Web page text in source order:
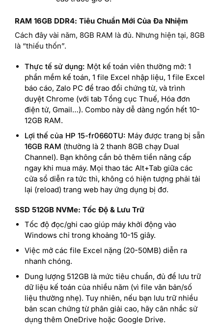
RAM 16GB DDR4: Tiêu Chuẩn Mới Của Đa Nhiệm
Cách đây vài năm, 8GB RAM là đủ. Nhưng hiện tại, 8GB
là “thiếu thốn”.
Thực tế sử dụng: Một kế toán viên thường mở: 1
phần mềm kế toán, 1 file Excel nhập liệu, 1 file Excel
báo cáo, Zalo PC để trao đổi chứng từ, và trình
duyệt Chrome (với tab Tổng cục Thuế, Hóa đơn
điện tử, Gmail…). Combo này dễ dàng ngốn hết 10-
12GB RAM.
Lợi thế của HP 15-fr0660TU: Máy được trang bị sẵn
16GB RAM (thường là 2 thanh 8GB chạy Dual
Channel). Bạn không cần bỏ thêm tiền nâng cấp
ngay khi mua máy. Mọi thao tác Alt+Tab giữa các
cửa sổ diễn ra tức thì, không có hiện tượng phải tải
lại (reload) trang web hay ứng dụng bị đơ.
SSD 512GB NVMe: Tốc Độ & Lưu Trữ
Tốc độ đọc/ghi cao giúp máy khởi động vào
Windows chỉ trong khoảng 10-15 giây.
Việc mở các file Excel nặng (20-50MB) diễn ra
nhanh chóng.
Dung lượng 512GB là mức tiêu chuẩn, đủ để lưu trữ
dữ liệu kế toán của nhiều năm (vì file văn bản/số
liệu thường nhẹ). Tuy nhiên, nếu bạn lưu trữ nhiều
bản scan chứng từ phân giải cao, hãy cân nhắc sử
dụng thêm OneDrive hoặc Google Drive.